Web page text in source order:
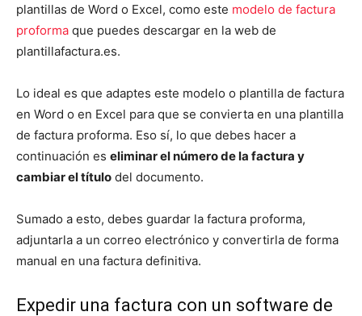
plantillas de Word o Excel, como este modelo de factura
proforma que puedes descargar en la web de
plantillafactura.es.
Lo ideal es que adaptes este modelo o plantilla de factura
en Word o en Excel para que se convierta en una plantilla
de factura proforma. Eso sí, lo que debes hacer a
continuación es eliminar el número de la factura y
cambiar el título del documento.
Sumado a esto, debes guardar la factura proforma,
adjuntarla a un correo electrónico y convertirla de forma
manual en una factura definitiva.
Expedir una factura con un software de